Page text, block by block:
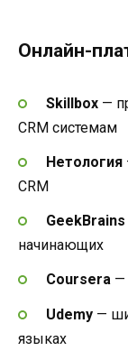
Онлайн-
Skillbox—
CRM системам
Нетология
CRM
GeekBrains
начинающих
Coursera—
Udemy—
языках